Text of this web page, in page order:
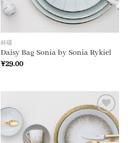
杯碟
Daisy Bag Sonia by Sonia Rykiel
¥29.00
加入
心愿
单